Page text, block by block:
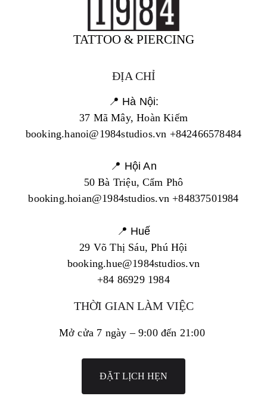
TATTOO & PIERCING
ĐỊA CHỈ
📍 Hà Nội:
37 Mã Mây, Hoàn Kiếm
booking.hanoi@1984studios.vn +842466578484
📍 Hội An
50 Bà Triệu, Cẩm Phô
booking.hoian@1984studios.vn +84837501984
📍 Huế
29 Võ Thị Sáu, Phú Hội
booking.hue@1984studios.vn
+84 86929 1984
THỜI GIAN LÀM VIỆC
Mở cửa 7 ngày – 9:00 đến 21:00
ĐẶT LỊCH HẸN